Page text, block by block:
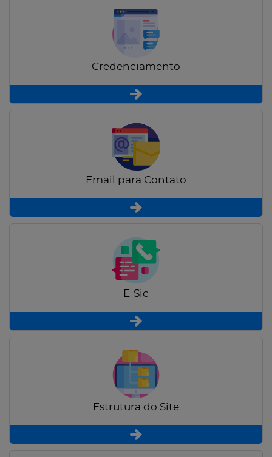
Credenciamento
Email para Contato
E-Sic
Estrutura do Site